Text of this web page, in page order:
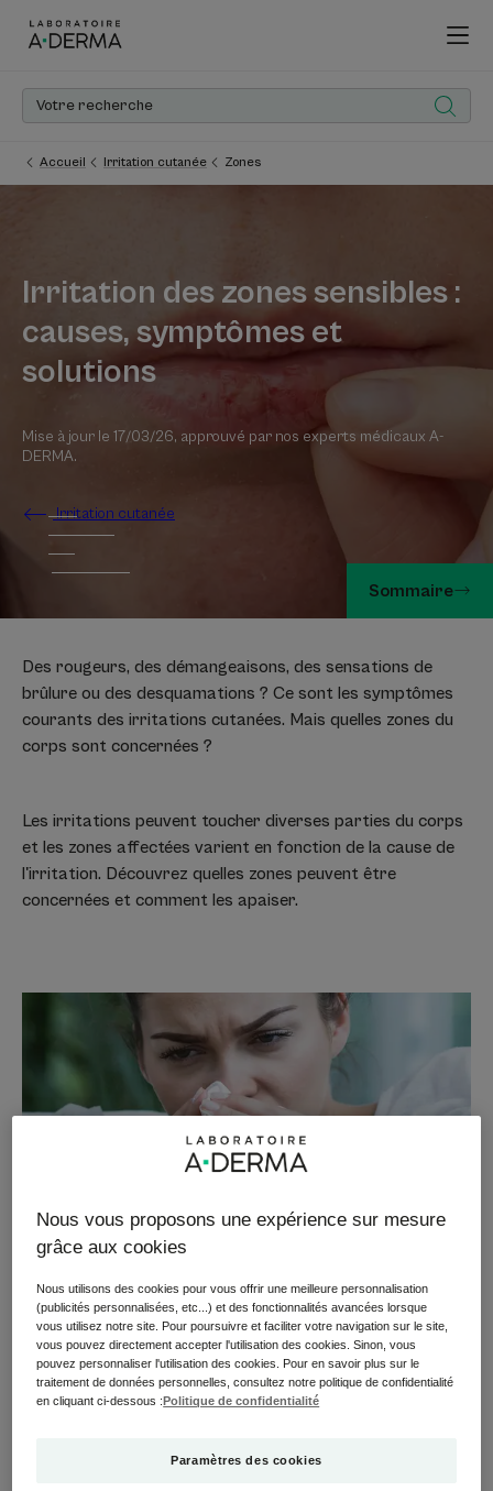
Accueil Irritation cutanée Zones
Irritation des zones sensibles :
causes, symptômes et
solutions
Mise à jour le 17/03/26, approuvé par nos experts médicaux A-
DERMA.
Irritation cutanée
Sommaire
Des rougeurs, des démangeaisons, des sensations de
brûlure ou des desquamations ? Ce sont les symptômes
courants des irritations cutanées. Mais quelles zones du
corps sont concernées ?
Les irritations peuvent toucher diverses parties du corps
et les zones affectées varient en fonction de la cause de
l'irritation. Découvrez quelles zones peuvent être
concernées et comment les apaiser.
Nez irrité
Des rougeurs, des desquamations et une sensation
Nous vous proposons une expérience sur mesure
grâce aux cookies
Nous utilisons des cookies pour vous offrir une meilleure personnalisation
(publicités personnalisées, etc...) et des fonctionnalités avancées lorsque
vous utilisez notre site. Pour poursuivre et faciliter votre navigation sur le site,
vous pouvez directement accepter l'utilisation des cookies. Sinon, vous
pouvez personnaliser l'utilisation des cookies. Pour en savoir plus sur le
traitement de données personnelles, consultez notre politique de confidentialité
en cliquant ci-dessous :Politique de confidentialité
Paramètres des cookies